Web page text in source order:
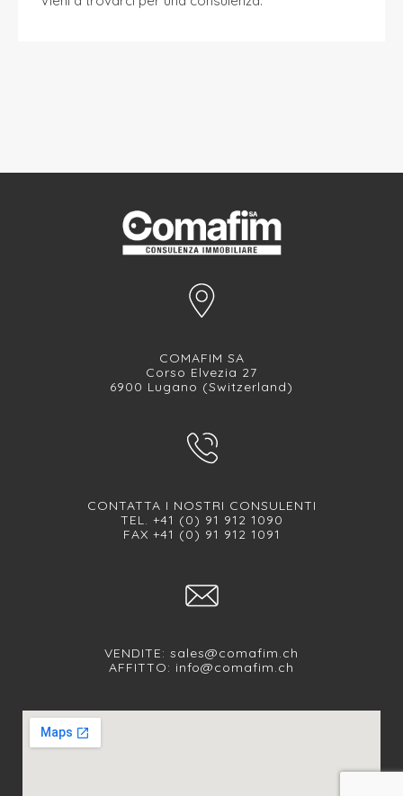
COMAFIM SA
Corso Elvezia 27
6900 Lugano (Switzerland)
CONTATTA I NOSTRI CONSULENTI
TEL. +41 (0) 91 912 1090
FAX +41 (0) 91 912 1091
VENDITE: sales@comafim.ch
AFFITTO: info@comafim.ch